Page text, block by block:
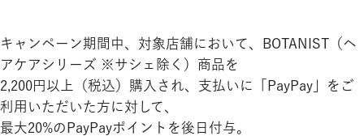
キャンペーン期間中、対象店舗において、BOTANIST（ヘ
アケアシリーズ ※サシェ除く）商品を
2,200円以上（税込）購入され、支払いに「PayPay」をご
利用いただいた方に対して、
最大20%のPayPayポイントを後日付与。